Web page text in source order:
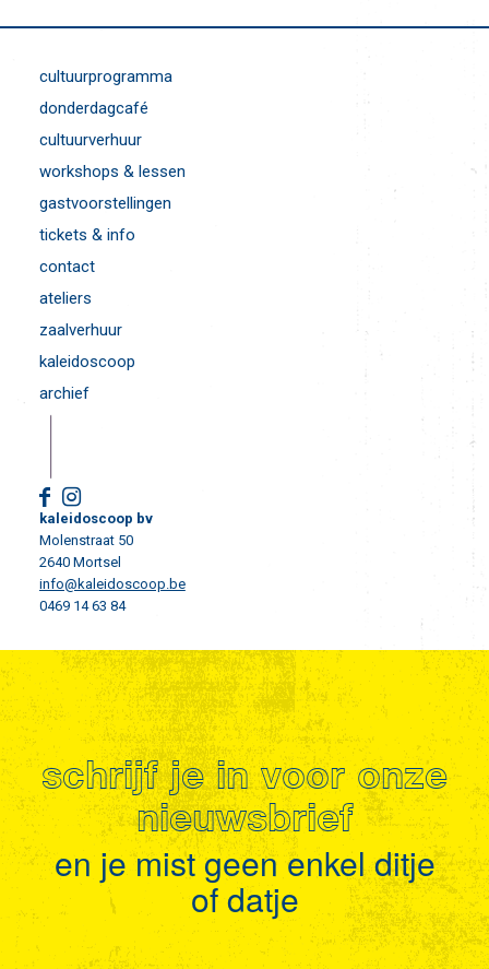
cultuurprogramma
donderdagcafé
cultuurverhuur
workshops & lessen
gastvoorstellingen
tickets & info
contact
ateliers
zaalverhuur
kaleidoscoop
archief
kaleidoscoop bv
Molenstraat 50
2640 Mortsel
info@kaleidoscoop.be
0469 14 63 84
schrijf je in voor onze
nieuwsbrief
en je mist geen enkel ditje
of datje